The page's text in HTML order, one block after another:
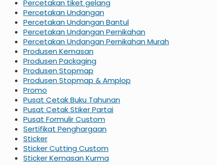
Percetakan tiket gelang
Percetakan Undangan
Percetakan Undangan Bantul
Percetakan Undangan Pernikahan
Percetakan Undangan Pernikahan Murah
Produsen Kemasan
Produsen Packaging
Produsen Stopmap
Produsen Stopmap & Amplop
Promo
Pusat Cetak Buku Tahunan
Pusat Cetak Stiker Partai
Pusat Formulir Custom
Sertifikat Penghargaan
Sticker
Sticker Cutting Custom
Sticker Kemasan Kurma